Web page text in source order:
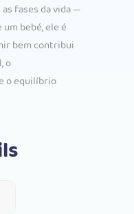
fases da vida —
bebé, ele é
bem contribui
o
o equilíbrio